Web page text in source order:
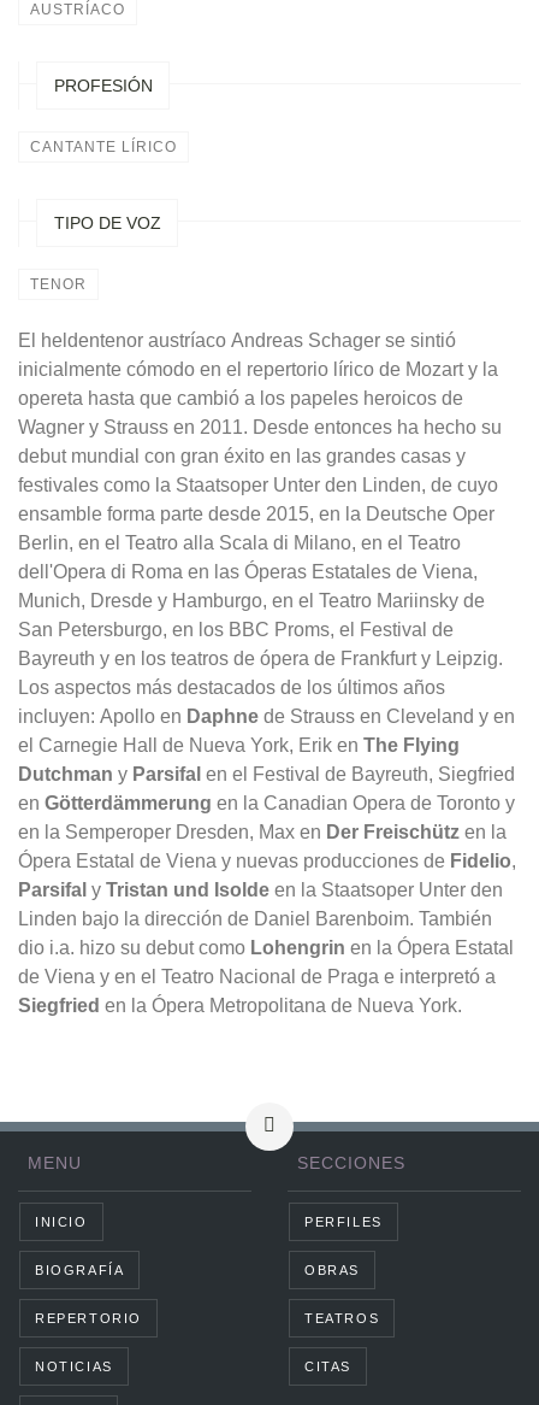
AUSTRÍACO
PROFESIÓN
CANTANTE LÍRICO
TIPO DE VOZ
TENOR
El heldentenor austríaco Andreas Schager se sintió
inicialmente cómodo en el repertorio lírico de Mozart y la
opereta hasta que cambió a los papeles heroicos de
Wagner y Strauss en 2011. Desde entonces ha hecho su
debut mundial con gran éxito en las grandes casas y
festivales como la Staatsoper Unter den Linden, de cuyo
ensamble forma parte desde 2015, en la Deutsche Oper
Berlin, en el Teatro alla Scala di Milano, en el Teatro
dell'Opera di Roma en las Óperas Estatales de Viena,
Munich, Dresde y Hamburgo, en el Teatro Mariinsky de
San Petersburgo, en los BBC Proms, el Festival de
Bayreuth y en los teatros de ópera de Frankfurt y Leipzig.
Los aspectos más destacados de los últimos años
incluyen: Apollo en Daphne de Strauss en Cleveland y en
el Carnegie Hall de Nueva York, Erik en The Flying
Dutchman y Parsifal en el Festival de Bayreuth, Siegfried
en Götterdämmerung en la Canadian Opera de Toronto y
en la Semperoper Dresden, Max en Der Freischütz en la
Ópera Estatal de Viena y nuevas producciones de Fidelio,
Parsifal y Tristan und Isolde en la Staatsoper Unter den
Linden bajo la dirección de Daniel Barenboim. También
dio i.a. hizo su debut como Lohengrin en la Ópera Estatal
de Viena y en el Teatro Nacional de Praga e interpretó a
Siegfried en la Ópera Metropolitana de Nueva York.
MENU
INICIO
BIOGRAFÍA
REPERTORIO
NOTICIAS
SECCIONES
PERFILES
OBRAS
TEATROS
CITAS